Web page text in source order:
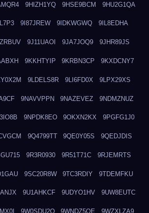
9HIZH1YQ 9HSE9BCM 9HU2G1QA
9I87JREW 9IDKWGWQ 9IL8EDHA
9J11UAOI 9JA7JOQ9 9JHR89JS
9KKHTYIP 9KRBN3CP 9KXDCNY7
9LDELS8R 9LI6FD0X 9LPX29XS
9NAVVPPN 9NAZEVEZ 9NDMZNUZ
9NPDK8EO 9OKXN2KX 9PGFG1J0
9Q4799TT 9QE0Y05S 9QEDJDIS
9R3R0930 9R51T71C 9RJEMRTS
9SC20R8W 9TC3RDIY 9TDEMFKU
9U1AHKCF 9UDYO1HV 9UW8EUTC
9W0SDU2O 9WNDZ5OE 9WZXLZA9